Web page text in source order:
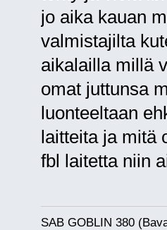
jo aika kauan
valmistajilta
aikalailla millä
omat juttunsa
luonteeltaan
laitteita ja mitä
fbl laitetta niin
SAB GOBLIN 380